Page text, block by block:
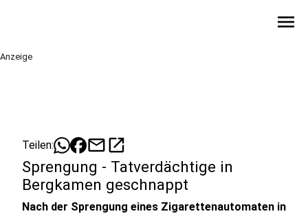
menu
Anzeige
Teilen: mailopen_in_new
Sprengung - Tatverdächtige in
Bergkamen geschnappt
Nach der Sprengung eines Zigarettenautomaten in